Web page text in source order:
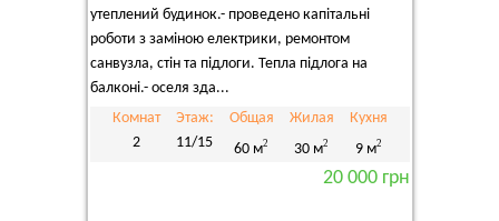
утеплений будинок.- проведено капітальні
роботи з заміною електрики, ремонтом
санвузла, стін та підлоги. Тепла підлога на
балконі.- оселя зда...
Комнат
2
Этаж:
11/15
Общая
60 м2
Жилая
30 м2
Кухня
9 м2
20 000 грн